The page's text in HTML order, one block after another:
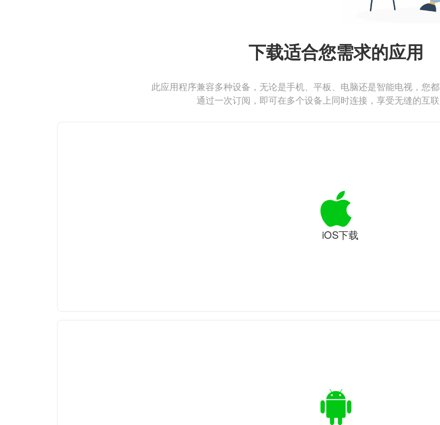
下载适合您需求的应用
此应用程序兼容多种设备，无论是手机、平板、电脑还是智能电视，您都
通过一次订阅，即可在多个设备上同时连接，享受无缝的互联
iOS下载